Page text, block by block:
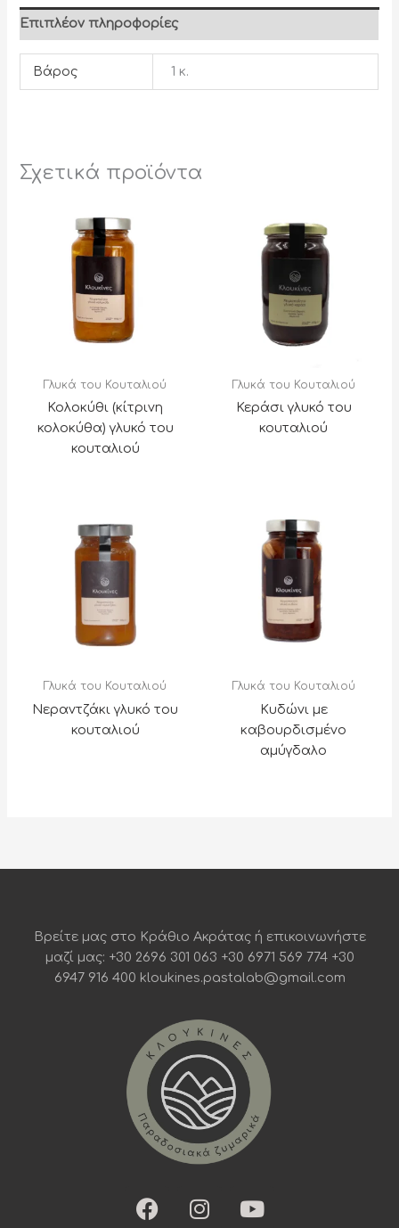
Επιπλέον πληροφορίες
Βάρος 1 κ.
Σχετικά προϊόντα
Γλυκά του Κουταλιού
Κολοκύθι (κίτρινη
κολοκύθα) γλυκό του
κουταλιού
Γλυκά του Κουταλιού
Κεράσι γλυκό του
κουταλιού
Γλυκά του Κουταλιού
Νεραντζάκι γλυκό του
κουταλιού
Γλυκά του Κουταλιού
Κυδώνι με
καβουρδισμένο
αμύγδαλο
Βρείτε μας στο Κράθιο Ακράτας ή επικοινωνήστε
μαζί μας: +30 2696 301 063 +30 6971 569 774 +30
6947 916 400 kloukines.pastalab@gmail.com
F
a
I
n
Y
o